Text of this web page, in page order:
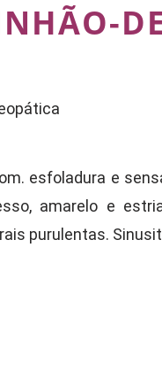
esfoladura e
amarelo e
purulentas.